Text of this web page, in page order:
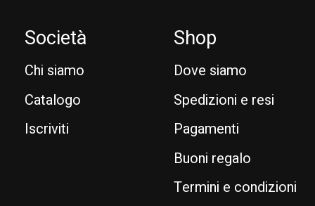
Società
Chi siamo
Catalogo
Iscriviti
Shop
Dove siamo
Spedizioni e resi
Pagamenti
Buoni regalo
Termini e condizioni